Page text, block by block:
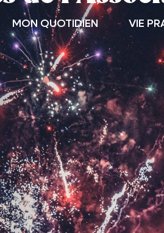
MON QUOTIDIEN VIE